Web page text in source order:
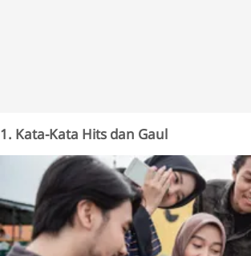
1. Kata-Kata Hits dan Gaul